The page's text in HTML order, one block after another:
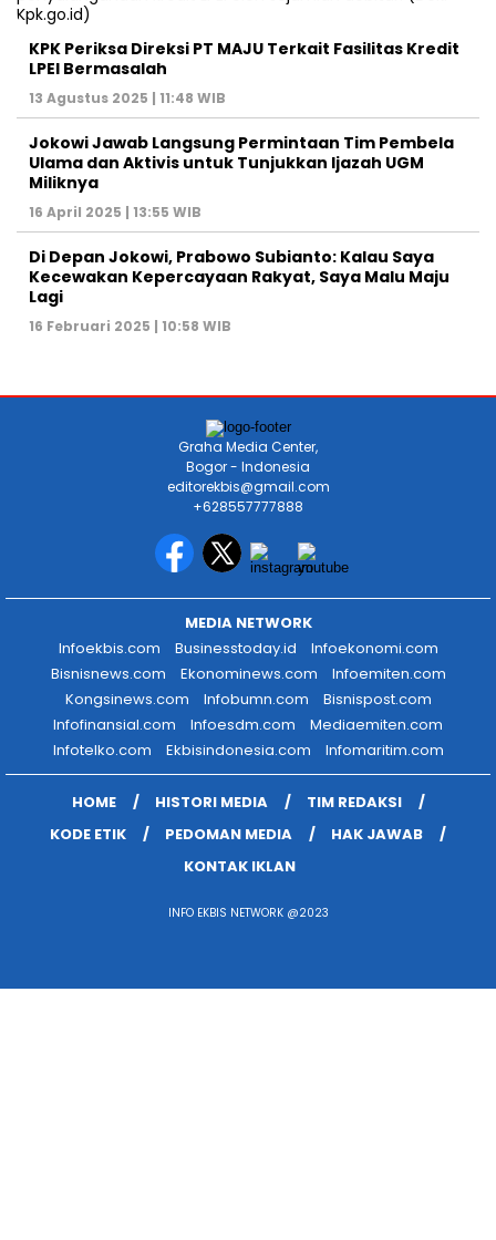
KPK Periksa Direksi PT MAJU Terkait Fasilitas Kredit
LPEI Bermasalah
13 Agustus 2025 | 11:48 WIB
Jokowi Jawab Langsung Permintaan Tim Pembela
Ulama dan Aktivis untuk Tunjukkan Ijazah UGM
Miliknya
16 April 2025 | 13:55 WIB
Di Depan Jokowi, Prabowo Subianto: Kalau Saya
Kecewakan Kepercayaan Rakyat, Saya Malu Maju
Lagi
16 Februari 2025 | 10:58 WIB
Graha Media Center,
Bogor - Indonesia
editorekbis@gmail.com
+628557777888
MEDIA NETWORK
Infoekbis.com
Businesstoday.id
Infoekonomi.com
Bisnisnews.com
Ekonominews.com
Infoemiten.com
Kongsinews.com
Infobumn.com
Bisnispost.com
Infofinansial.com
Infoesdm.com
Mediaemiten.com
Infotelko.com
Ekbisindonesia.com Infomaritim.com
HOME HISTORI MEDIA
TIM REDAKSI
KODE ETIK
PEDOMAN MEDIA
HAK JAWAB
KONTAK IKLAN
INFO EKBIS NETWORK @2023